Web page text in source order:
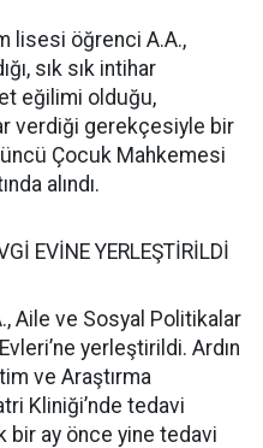
lisesi öğrenci A.A.,
sık sık intihar
eğilimi olduğu,
verdiği gerekçesiyle bir
Çocuk Mahkemesi
alındı.
EVİNE YERLEŞTİRİLDİ
Aile ve Sosyal Politikalar
yerleştirildi. Ardın
ve Araştırma
Kliniği’nde tedavi
bir ay önce yine tedavi